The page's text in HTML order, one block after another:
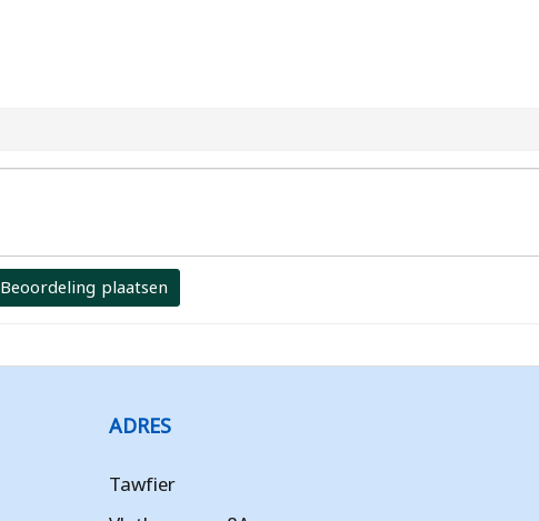
Beoordeling plaatsen
ADRES
Tawfier